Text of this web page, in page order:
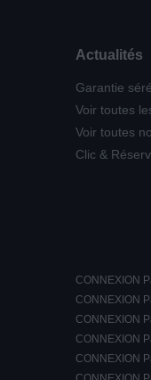
Actualités
Garantie
Voir toutes
Voir toutes
Clic &
CONNEXION
CONNEXION
CONNEXION
CONNEXION
CONNEXION